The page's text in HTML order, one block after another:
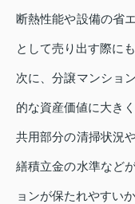
断熱性能や設備の省
として売り出す際に
次に、分譲マンショ
的な資産価値に大き
共用部分の清掃状況
繕積立金の水準など
ョンが保たれやすいか